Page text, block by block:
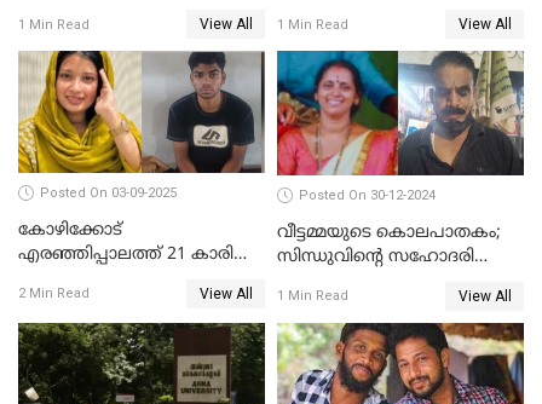
1 Min Read View All
സുപ്രീംകോടതിയിലേക്ക്
1 Min Read View All
Posted On 03-09-2025
കോഴിക്കോട്
എരഞ്ഞിപ്പാലത്ത് 21 കാരി
കൂടുതൽ അന്വേഷണത്തിന്
പൊലീസ്
2 Min Read View All
Posted On 30-12-2024
വീട്ടമ്മയുടെ കൊലപാതകം;
സിന്ധുവിന്റെ സഹോദരി
1 Min Read View All